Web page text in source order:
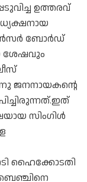
ഉത്തരവ്
ബോര്‍ഡ്
ശേഷവും
ജനനായകന്റെ
സിംഗിള്‍
ഹൈക്കോടതി